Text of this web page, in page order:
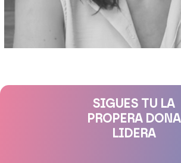
SIGUES TU LA
PROPERA DONA
LIDERA